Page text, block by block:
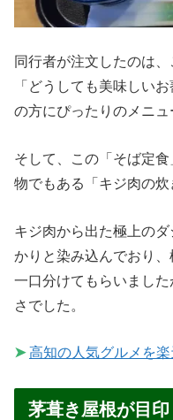
同行者が注文したのは
「どうしても美味しい
の方にぴったりのメニュ
そして、この「そば定
物でもある「キジ肉の炊
キジ肉から出た極上の
かりと染み込んでおり、
一口分けてもらいまし
さでした。
➤ 高知の人気グルメを
茅葺き屋根が目